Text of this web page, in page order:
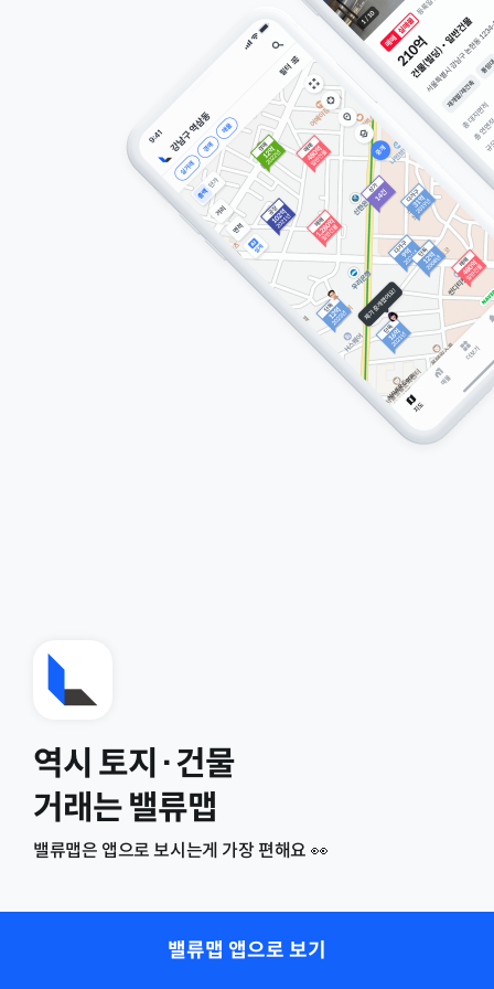
역시 토지·건물
거래는 밸류맵
밸류맵은 앱으로 보시는게 가장 편해요 👀
밸류맵 앱으로 보기